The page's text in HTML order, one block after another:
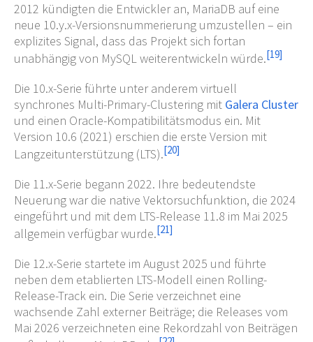
2012 kündigten die Entwickler an, MariaDB auf eine
neue 10.y.x-Versionsnummerierung umzustellen – ein
explizites Signal, dass das Projekt sich fortan
unabhängig von MySQL weiterentwickeln würde.[19]
Die 10.x-Serie führte unter anderem virtuell
synchrones Multi-Primary-Clustering mit Galera Cluster
und einen Oracle-Kompatibilitätsmodus ein. Mit
Version 10.6 (2021) erschien die erste Version mit
Langzeitunterstützung (LTS).[20]
Die 11.x-Serie begann 2022. Ihre bedeutendste
Neuerung war die native Vektorsuchfunktion, die 2024
eingeführt und mit dem LTS-Release 11.8 im Mai 2025
allgemein verfügbar wurde.[21]
Die 12.x-Serie startete im August 2025 und führte
neben dem etablierten LTS-Modell einen Rolling-
Release-Track ein. Die Serie verzeichnet eine
wachsende Zahl externer Beiträge; die Releases vom
Mai 2026 verzeichneten eine Rekordzahl von Beiträgen